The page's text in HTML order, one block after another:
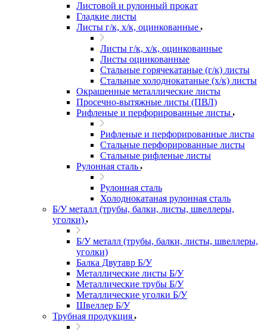
Листовой и рулонный прокат
Гладкие листы
Листы г/к, х/к, оцинкованные
Листы г/к, х/к, оцинкованные
Листы оцинкованные
Стальные горячекатаные (г/к) листы
Стальные холоднокатаные (х/к) листы
Окрашенные металлические листы
Просечно-вытяжные листы (ПВЛ)
Рифленые и перфорированные листы
Рифленые и перфорированные листы
Стальные перфорированные листы
Стальные рифленые листы
Рулонная сталь
Рулонная сталь
Холоднокатаная рулонная сталь
Б/У металл (трубы, балки, листы, швеллеры,
уголки)
Б/У металл (трубы, балки, листы, швеллеры,
уголки)
Балка Двутавр Б/У
Металлические листы Б/У
Металлические трубы Б/У
Металлические уголки Б/У
Швеллер Б/У
Трубная продукция